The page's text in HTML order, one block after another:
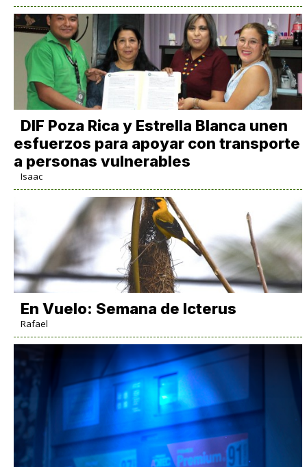
DIF Poza Rica y Estrella Blanca unen
esfuerzos para apoyar con transporte
a personas vulnerables
Isaac
En Vuelo: Semana de Icterus
Rafael